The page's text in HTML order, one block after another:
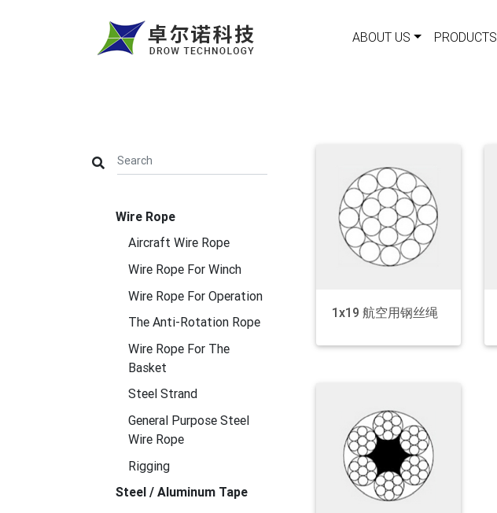
ABOUT US PRODUCTS
1x19 航空用钢丝绳
Wire Rope
Aircraft Wire Rope
Wire Rope For Winch
Wire Rope For Operation
The Anti-Rotation Rope
Wire Rope For The
Basket
Steel Strand
General Purpose Steel
Wire Rope
Rigging
Steel / Aluminum Tape